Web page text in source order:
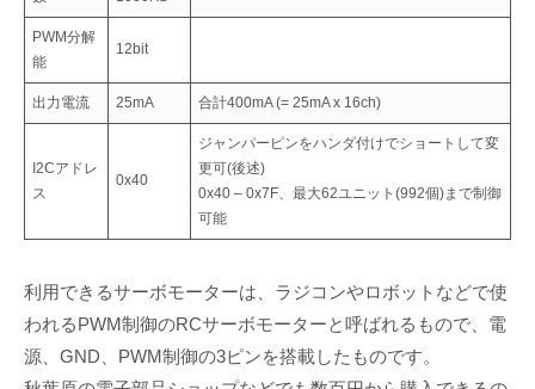
PWM分解
能
12bit
出力電流 25mA 合計400mA (= 25mA x 16ch)
I2Cアドレ
ス
0x40
ジャンパーピンをハンダ付けでショートして変
更可(後述)
0x40 – 0x7F、最大62ユニット(992個)まで制御
可能
利用できるサーボモーターは、ラジコンやロボットなどで使
われるPWM制御のRCサーボモーターと呼ばれるもので、電
源、GND、PWM制御の3ピンを搭載したものです。